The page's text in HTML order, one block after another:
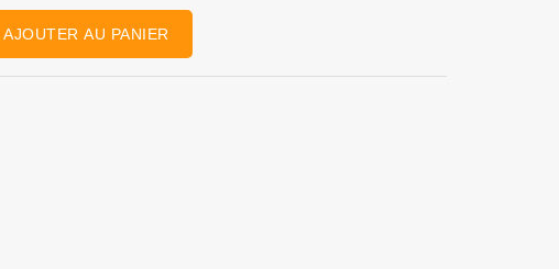
AJOUTER AU PANIER